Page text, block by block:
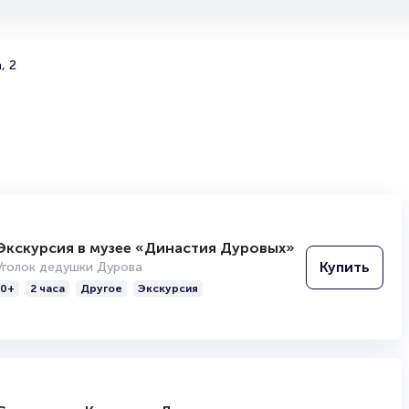
Продать билет
Брокерам
2
в музее «Династия Дуровых»
дедушки Дурова
0+ 2 часа Другое Экскурсия
Купить